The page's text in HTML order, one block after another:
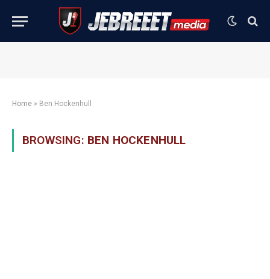
Home » Ben Hockenhull
BROWSING: BEN HOCKENHULL